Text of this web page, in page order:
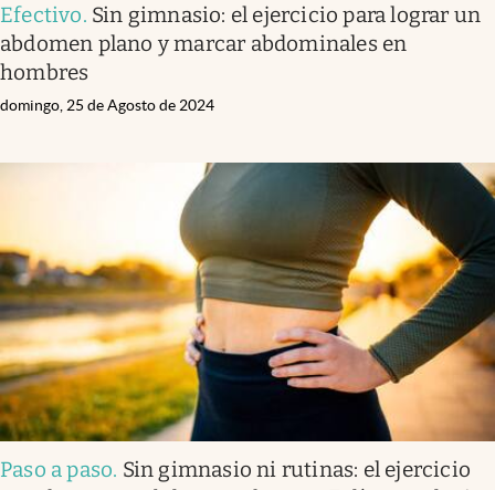
Efectivo. Sin gimnasio: el ejercicio para lograr un
abdomen plano y marcar abdominales en
hombres
domingo, 25 de Agosto de 2024
Paso a paso. Sin gimnasio ni rutinas: el ejercicio